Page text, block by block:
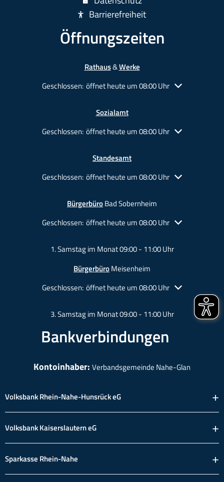
Barrierefreiheit
Öffnungszeiten
Rathaus&Werke
Klicken, um weitere Öffnungs- oder Schließzeiten
Geschlossen: öffnet heute um 08:00 Uhr
Sozialamt
Klicken, um weitere Öffnungs- oder Schließzeiten
Geschlossen: öffnet heute um 08:00 Uhr
Standesamt
Klicken, um weitere Öffnungs- oder Schließzeiten
Geschlossen: öffnet heute um 08:00 Uhr
BürgerbüroBad Sobernheim
Klicken, um weitere Öffnungs- oder Schließzeiten
Geschlossen: öffnet heute um 08:00 Uhr
1. Samstag im Monat 09:00 - 11:00 Uhr
BürgerbüroMeisenheim
Klicken, um weitere Öffnungs- oder Schließzeiten
Geschlossen: öffnet heute um 08:00 Uhr
3. Samstag im Monat 09:00 - 11:00 Uhr
Bankverbindungen
Kontoinhaber: Verbandsgemeinde Nahe-Glan
Volksbank Rhein-Nahe-Hunsrück eG
Volksbank Kaiserslautern eG
Sparkasse Rhein-Nahe